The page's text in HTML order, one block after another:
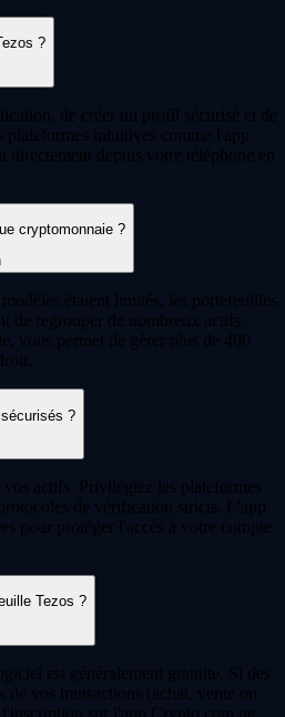
?
de créer un profil sécurisé et de
intuitives comme l'app
depuis votre téléphone en
cryptomonnaie ?
étaient limités, les portefeuilles
de regrouper de nombreux actifs.
vous permet de gérer plus de 400
?
actifs. Privilégiez les plateformes
de vérification stricts. L'app
pour protéger l'accès à votre compte
Tezos ?
est généralement gratuite. Si des
vos transactions (achat, vente ou
sur l'app Crypto.com ne